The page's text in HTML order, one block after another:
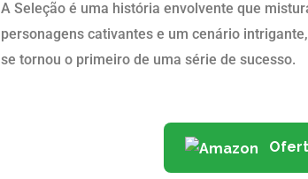
A Seleção é uma história envolvente que
personagens cativantes e um cenário
se tornou o primeiro de uma série de sucesso.